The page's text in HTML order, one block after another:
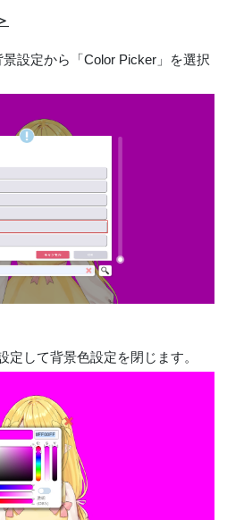
設定から「Color Picker」を選択
定して背景色設定を閉じます。